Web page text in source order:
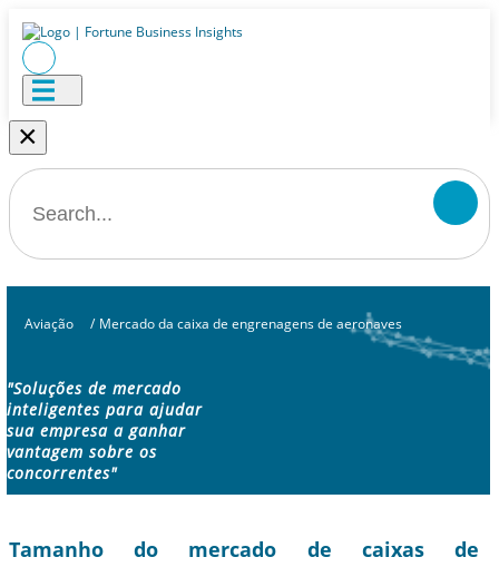
×
Aviação / Mercado da caixa de engrenagens de aeronaves
"Soluções de mercado
inteligentes para ajudar
sua empresa a ganhar
vantagem sobre os
concorrentes"
Tamanho do mercado de caixas de